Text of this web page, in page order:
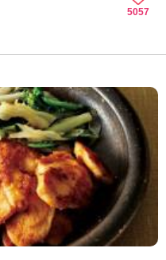
5057